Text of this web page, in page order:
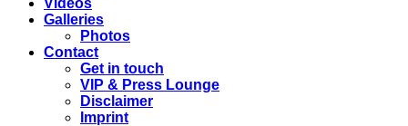
Videos
Galleries
Photos
Contact
Get in touch
VIP & Press Lounge
Disclaimer
Imprint